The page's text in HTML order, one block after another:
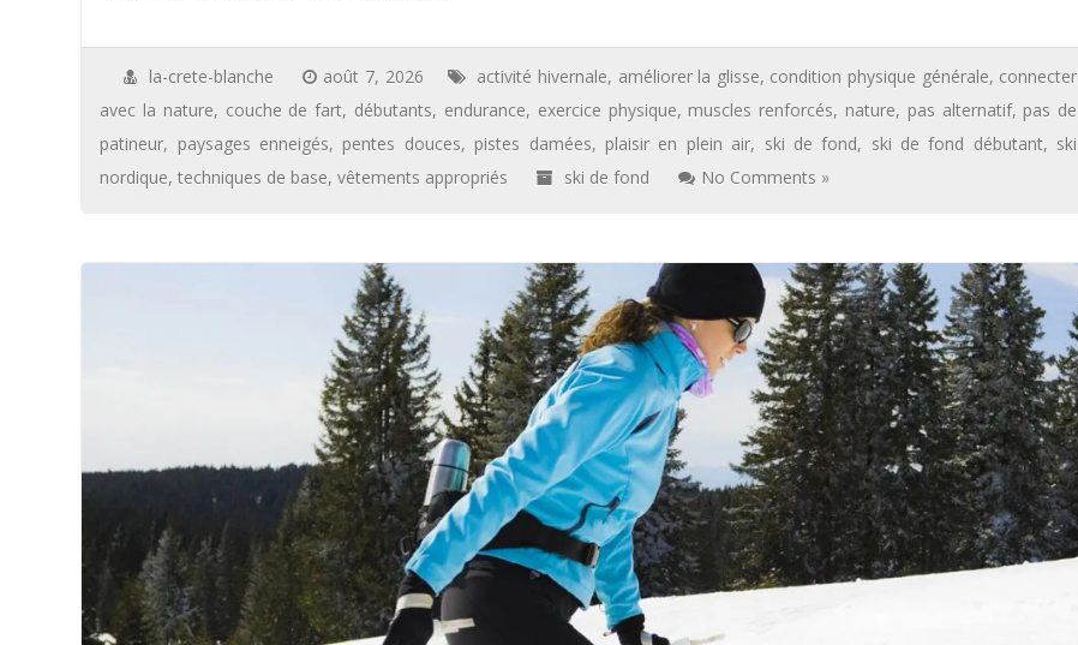
la-crete-blanche août 7, 2026 activité hivernale, améliorer la glisse, condition physique générale, connecter
avec la nature, couche de fart, débutants, endurance, exercice physique, muscles renforcés, nature, pas alternatif, pas de
patineur, paysages enneigés, pentes douces, pistes damées, plaisir en plein air, ski de fond, ski de fond débutant, ski
nordique,techniques de base,vêtements appropriés ski de fond No Comments »